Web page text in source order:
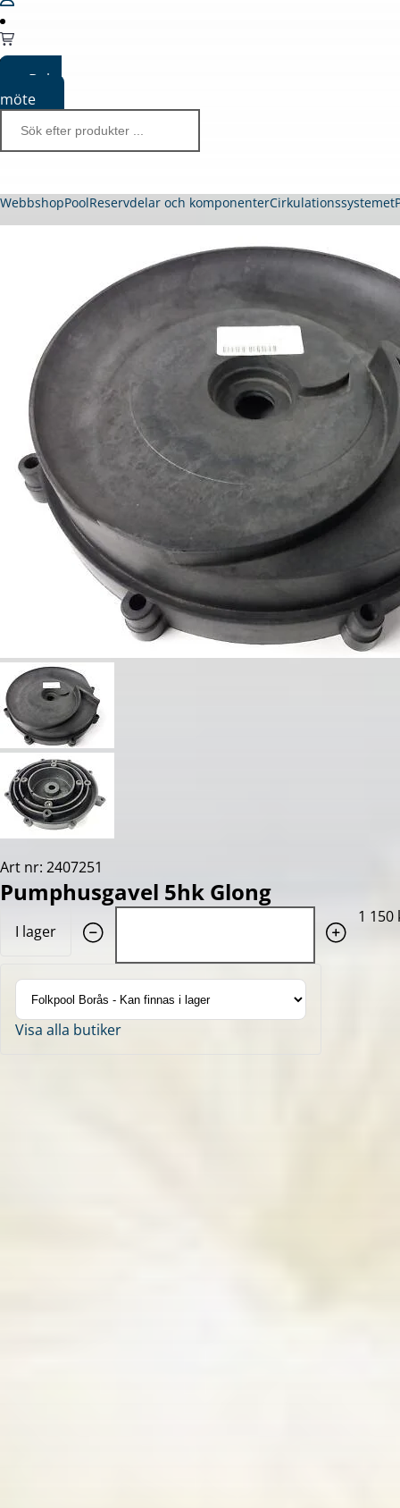
Boka
möte
WebbshopPoolReservdelar och komponenterCirkulationssystemet
Art nr: 2407251
Pumphusgavel 5hk Glong
I lager
1 150
Visa alla butiker